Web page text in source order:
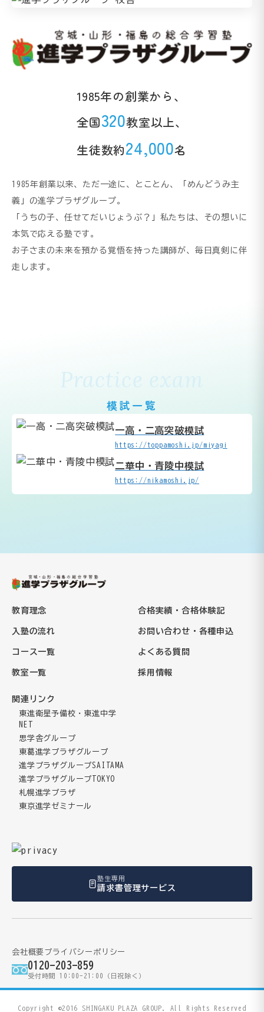
1985年の創業から、
全国320教室以上、
生徒数約24,000名
1985年創業以来、ただ一途に、とことん、「めんどうみ主
義」の進学プラザグループ。
「うちの子、任せてだいじょうぶ？」私たちは、その想いに
本気で応える塾です。
お子さまの未来を預かる覚悟を持った講師が、毎日真剣に伴
走します。
Practice exam
模試一覧
一高・二高突破模試
https://toppamoshi.jp/miyagi
二華中・青陵中模試
https://nikamoshi.jp/
教育理念
入塾の流れ
コース一覧
教室一覧
合格実績・合格体験記
お問い合わせ・各種申込
よくある質問
採用情報
関連リンク
東進衛星予備校・東進中学
NET
思学舎グループ
東葛進学プラザグループ
進学プラザグループSAITAMA
進学プラザグループTOKYO
札幌進学プラザ
東京進学ゼミナール
塾生専用
請求書管理サービス
会社概要プライバシーポリシー
0120-203-859
受付時間 10:00-21:00（日祝除く）
Copyright ©2016 SHINGAKU PLAZA GROUP. All Rights Reserved